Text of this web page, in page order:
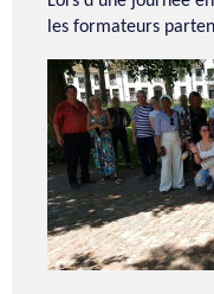
les formateurs